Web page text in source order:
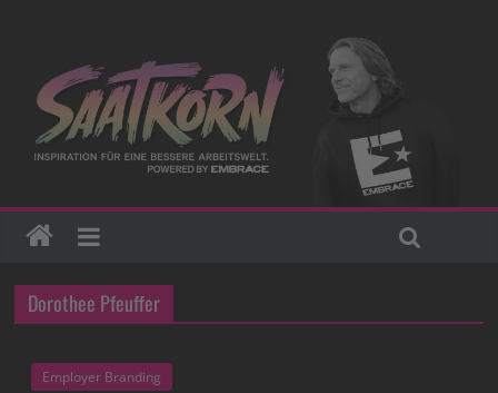
Dorothee Pfeuffer
Employer Branding